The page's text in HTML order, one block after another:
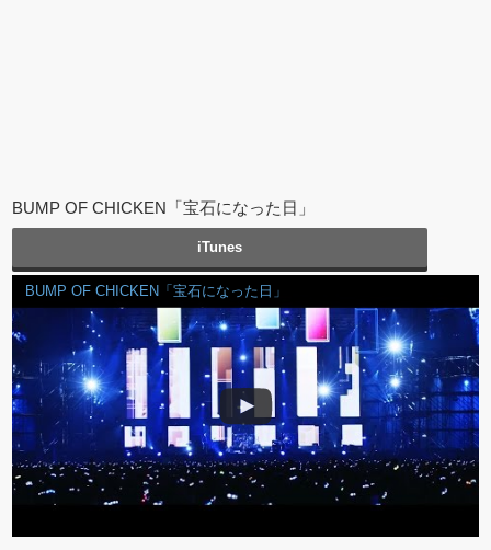
BUMP OF CHICKEN「宝石になった日」
iTunes
BUMP OF CHICKEN「宝石になった日」